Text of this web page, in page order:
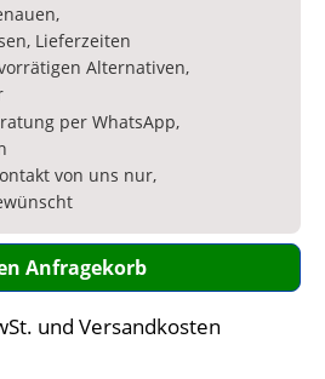
Lieferzeiten
Alternativen,
per WhatsApp,
von uns nur,
Anfragekorb
und Versandkosten